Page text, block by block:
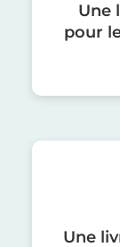
Une
pour
Une